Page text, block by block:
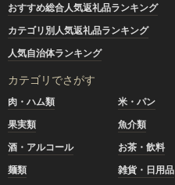
おすすめ総合人気返礼品ランキング
カテゴリ別人気返礼品ランキング
人気自治体ランキング
カテゴリでさがす
肉・ハム類 米・パン
果実類
魚介類
酒・アルコール
お茶・飲料
麺類
雑貨・日用品